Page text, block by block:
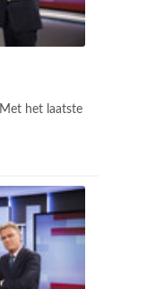
Met het laatste